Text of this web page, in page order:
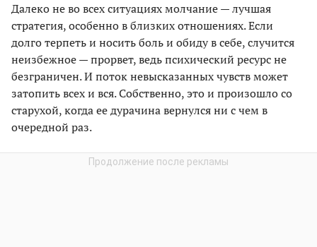
Далеко не во всех ситуациях молчание — лучшая
стратегия, особенно в близких отношениях. Если
долго терпеть и носить боль и обиду в себе, случится
неизбежное — прорвет, ведь психический ресурс не
безграничен. И поток невысказанных чувств может
затопить всех и вся. Собственно, это и произошло со
старухой, когда ее дурачина вернулся ни с чем в
очередной раз.